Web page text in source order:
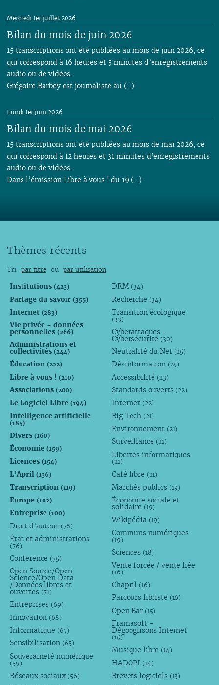
Bilan du mois de juin 2026
Mercredi 1er juillet 2026
15 transcriptions ont été publiées au mois de juin 2026, ce
qui correspond à 16 heures et 5 minutes d’enregistrements
audio ou de vidéos.
Grégoire Barbey est journaliste au (…)
Bilan du mois de mai 2026
Lundi 1er juin 2026
15 transcriptions ont été publiées au mois de mai 2026, ce
qui correspond à 12 heures et 31 minutes d’enregistrements
audio ou de vidéos.
Dans l’émission Libre à vous ! du 19 (…)
Thèmes récents
Tri par titre ou par utilisation
Institutions (423)
Partage du savoir (355)
Internet (283)
Vie privée - données
personnelles (266)
Administrations et
collectivités (244)
Éducation (222)
Libre à vous ! (210)
Associations (200)
Le Logiciel Libre (194)
Intelligence artificielle
(185)
Divers (160)
Économie (159)
Licences (154)
L’April (136)
Transcription (119)
Europe (102)
Entreprise (100)
Droit d’auteur (78)
État et administrations
(76)
Conference (75)
Open Source/Open
Science/Open Data
/Données libres et
ouvertes (71)
Entreprises (69)
Innovation (68)
Informatique (67)
Sensibilisation (65)
Souveraineté numérique
(59)
Réseaux sociaux (56)
DRM (34)
Recherche (34)
Transition écologique
(33)
Cyberattaques -
Cybersécurité (30)
Neutralité du Net (25)
Désinformation (25)
Accessibilité (23)
Standards ouverts (22)
Internet (22)
Big Tech (21)
Environnement (21)
Surveillance (21)
Libertés informatiques
(21)
Café libre (21)
Marchés publics (19)
Économie sociale et
solidaire (19)
Wikipédia (19)
Communs numériques
(19)
Sciences (18)
Vente forcée / vente liée
(16)
Chapril (16)
Parcours libriste (16)
Open Bar (15)
Framasoft -
Dégooglisons Internet
(15)
Musique libre (14)
HADOPI (14)
Brevets logiciels (13)